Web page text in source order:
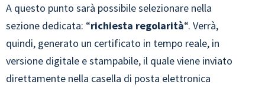
A questo punto sarà possibile selezionare nella
sezione dedicata: “richiesta regolarità“. Verrà,
quindi, generato un certificato in tempo reale, in
versione digitale e stampabile, il quale viene inviato
direttamente nella casella di posta elettronica